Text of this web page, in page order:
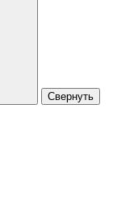
Свернуть